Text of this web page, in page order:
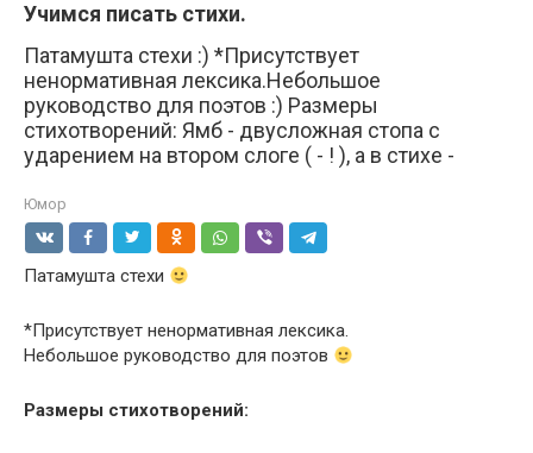
Учимся писать стихи.
Патамушта стехи :) *Присутствует
ненормативная лексика.Небольшое
руководство для поэтов :) Размеры
стихотворений: Ямб - двусложная стопа с
ударением на втором слоге ( - ! ), а в стихе -
Юмор
Патамушта стехи
*Присутствует ненормативная лексика.
Небольшое руководство для поэтов
Размеры стихотворений: